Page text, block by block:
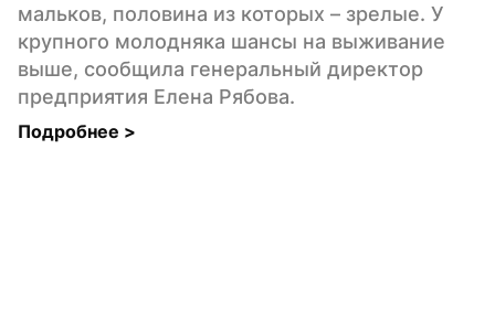
мальков, половина из которых – зрелые. У
крупного молодняка шансы на выживание
выше, сообщила генеральный директор
предприятия Елена Рябова.
Подробнее >